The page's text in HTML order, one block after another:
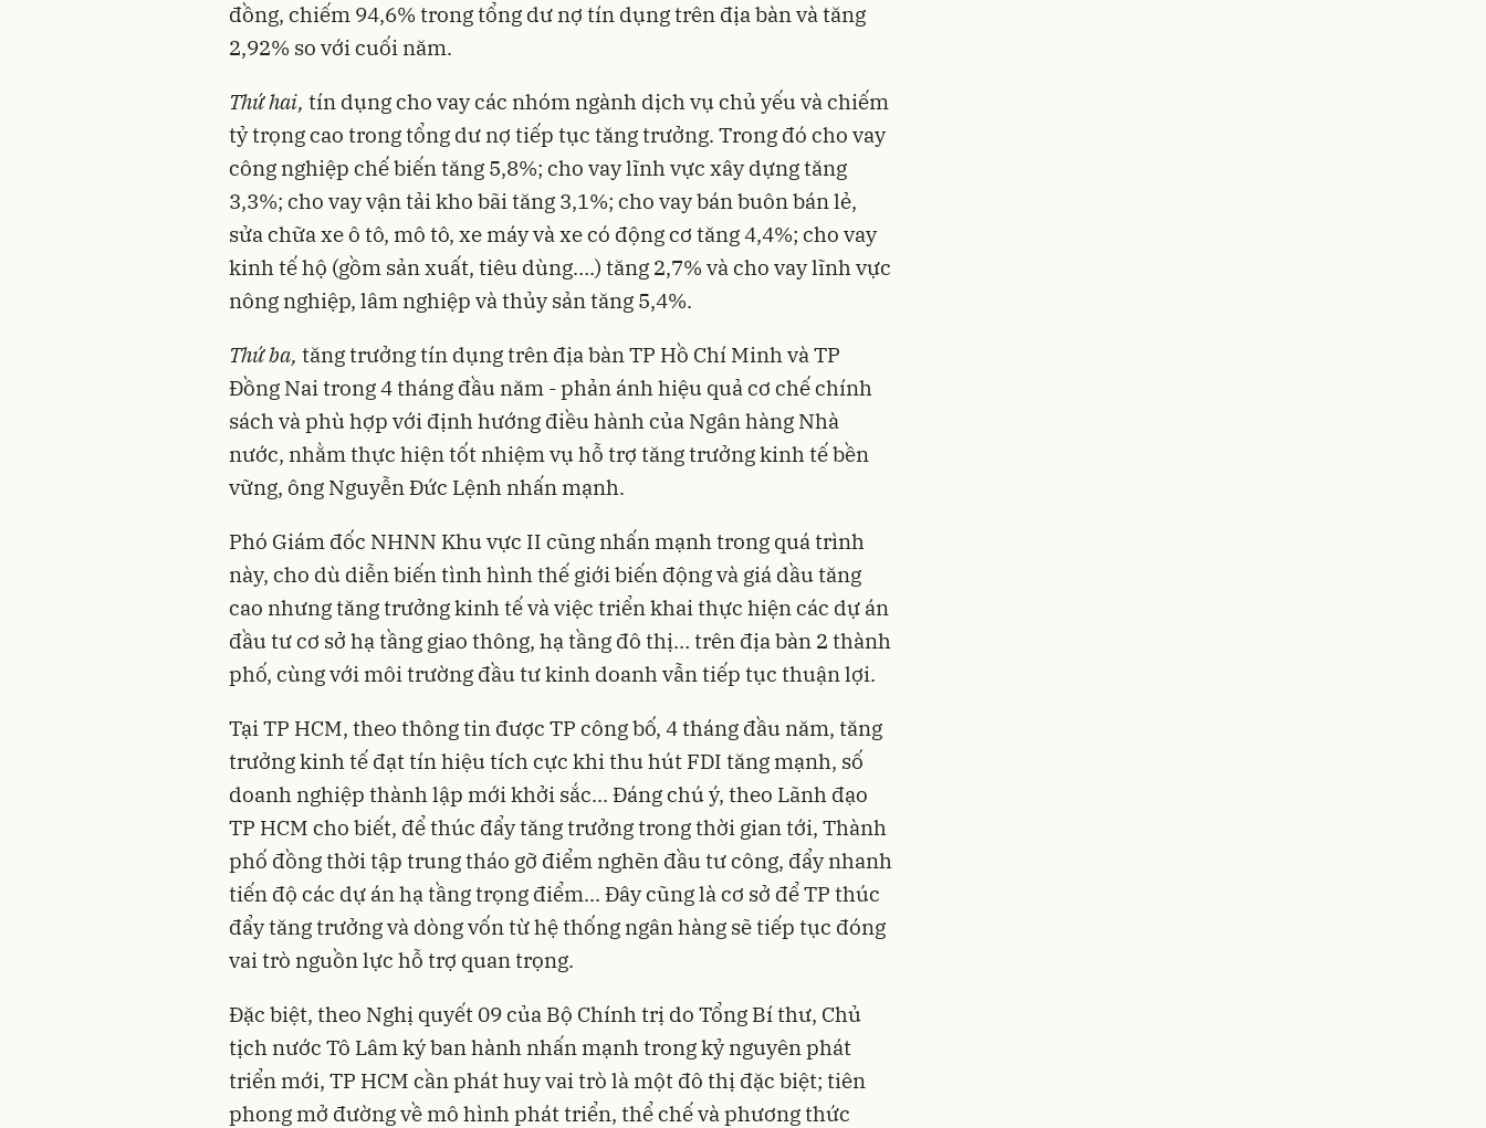
đồng, chiếm 94,6% trong tổng dư nợ tín dụng trên địa bàn và tăng
2,92% so với cuối năm.
Thứ hai, tín dụng cho vay các nhóm ngành dịch vụ chủ yếu và chiếm
tỷ trọng cao trong tổng dư nợ tiếp tục tăng trưởng. Trong đó cho vay
công nghiệp chế biến tăng 5,8%; cho vay lĩnh vực xây dựng tăng
3,3%; cho vay vận tải kho bãi tăng 3,1%; cho vay bán buôn bán lẻ,
sửa chữa xe ô tô, mô tô, xe máy và xe có động cơ tăng 4,4%; cho vay
kinh tế hộ (gồm sản xuất, tiêu dùng….) tăng 2,7% và cho vay lĩnh vực
nông nghiệp, lâm nghiệp và thủy sản tăng 5,4%.
Thứ ba, tăng trưởng tín dụng trên địa bàn TP Hồ Chí Minh và TP
Đồng Nai trong 4 tháng đầu năm - phản ánh hiệu quả cơ chế chính
sách và phù hợp với định hướng điều hành của Ngân hàng Nhà
nước, nhằm thực hiện tốt nhiệm vụ hỗ trợ tăng trưởng kinh tế bền
vững, ông Nguyễn Đức Lệnh nhấn mạnh.
Phó Giám đốc NHNN Khu vực II cũng nhấn mạnh trong quá trình
này, cho dù diễn biến tình hình thế giới biến động và giá dầu tăng
cao nhưng tăng trưởng kinh tế và việc triển khai thực hiện các dự án
đầu tư cơ sở hạ tầng giao thông, hạ tầng đô thị… trên địa bàn 2 thành
phố, cùng với môi trường đầu tư kinh doanh vẫn tiếp tục thuận lợi.
Tại TP HCM, theo thông tin được TP công bố, 4 tháng đầu năm, tăng
trưởng kinh tế đạt tín hiệu tích cực khi thu hút FDI tăng mạnh, số
doanh nghiệp thành lập mới khởi sắc... Đáng chú ý, theo Lãnh đạo
TP HCM cho biết, để thúc đẩy tăng trưởng trong thời gian tới, Thành
phố đồng thời tập trung tháo gỡ điểm nghẽn đầu tư công, đẩy nhanh
tiến độ các dự án hạ tầng trọng điểm... Đây cũng là cơ sở để TP thúc
đẩy tăng trưởng và dòng vốn từ hệ thống ngân hàng sẽ tiếp tục đóng
vai trò nguồn lực hỗ trợ quan trọng.
Đặc biệt, theo Nghị quyết 09 của Bộ Chính trị do Tổng Bí thư, Chủ
tịch nước Tô Lâm ký ban hành nhấn mạnh trong kỷ nguyên phát
triển mới, TP HCM cần phát huy vai trò là một đô thị đặc biệt; tiên
phong mở đường về mô hình phát triển, thể chế và phương thức